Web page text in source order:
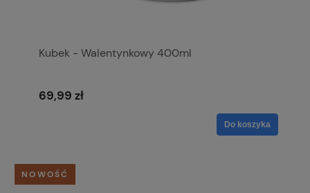
Kubek - Walentynkowy 400ml
69,99 zł
Do koszyka
NOWOŚĆ